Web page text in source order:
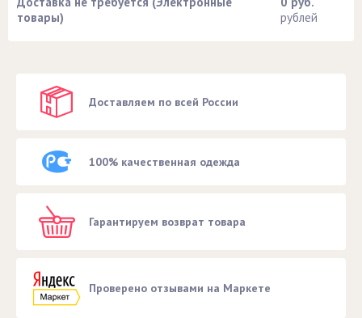
товары)
рублей
Доставляем по всей России
100% качественная одежда
Гарантируем возврат товара
Проверено отзывами на Маркете